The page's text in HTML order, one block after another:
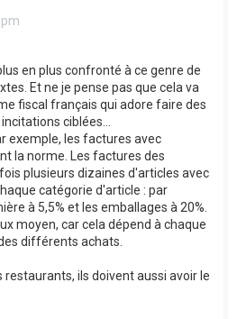
en plus confronté à ce genre de
Et ne je pense pas que cela va
fiscal français qui adore faire des
ciblées...
exemple, les factures avec
la norme. Les factures des
plusieurs dizaines d'articles avec
catégorie d'article : par
à 5,5% et les emballages à 20%.
moyen, car cela dépend à chaque
différents achats.
ils doivent aussi avoir le